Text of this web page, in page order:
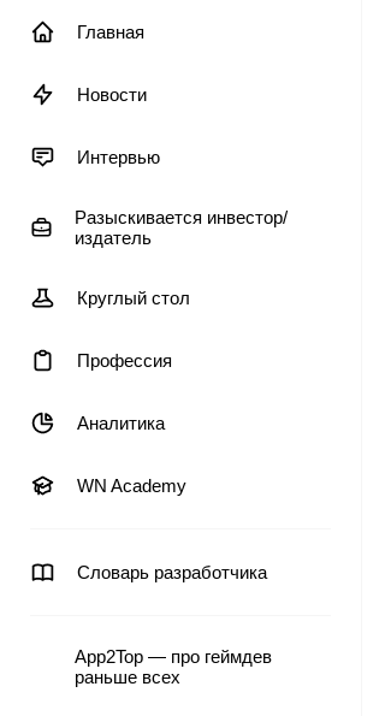
Главная
Новости
Интервью
Разыскивается инвестор/
издатель
Круглый стол
Профессия
Аналитика
WN Academy
Словарь разработчика
App2Top — про геймдев
раньше всех